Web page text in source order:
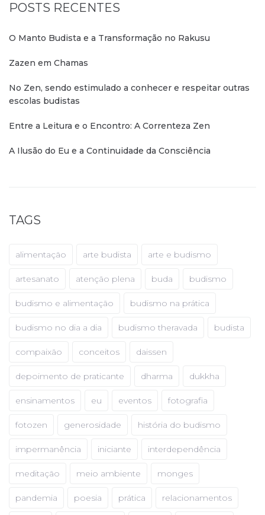
POSTS RECENTES
O Manto Budista e a Transformação no Rakusu
Zazen em Chamas
No Zen, sendo estimulado a conhecer e respeitar outras
escolas budistas
Entre a Leitura e o Encontro: A Correnteza Zen
A Ilusão do Eu e a Continuidade da Consciência
TAGS
alimentação arte budista arte e budismo
artesanato atenção plena buda budismo
budismo e alimentação budismo na prática
budismo no dia a dia budismo theravada budista
compaixão conceitos daissen
depoimento de praticante dharma dukkha
ensinamentos eu eventos fotografia
fotozen generosidade história do budismo
impermanência iniciante interdependência
meditação meio ambiente monges
pandemia poesia prática relacionamentos